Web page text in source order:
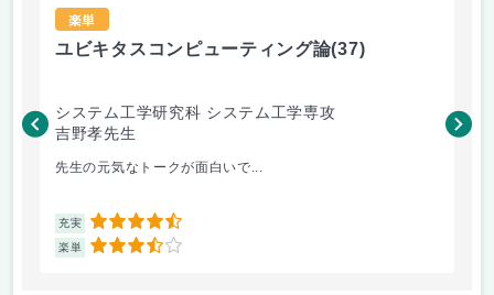
楽単
ユビキタスコンピューティング論(37)
システム工学研究科 システム工学専攻
吉野孝先生
先生の元気なトークが面白いで...
充実 4.5
楽単 3.5
坂